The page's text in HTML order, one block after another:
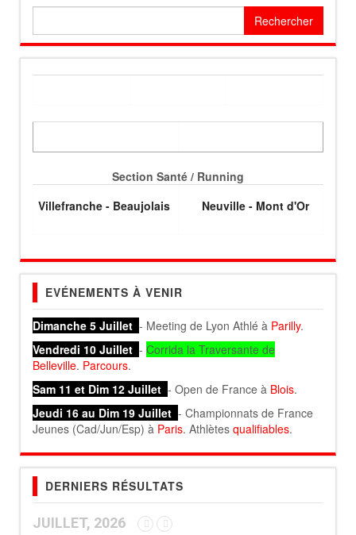
Section Santé / Running
Villefranche - Beaujolais
Neuville - Mont d'Or
EVÉNEMENTS À VENIR
Dimanche 5 Juillet - Meeting de Lyon Athlé à Parilly.
Vendredi 10 Juillet - Corrida la Traversante de
Belleville. Parcours.
Sam 11 et Dim 12 Juillet - Open de France à Blois.
Jeudi 16 au Dim 19 Juillet - Championnats de France
Jeunes (Cad/Jun/Esp) à Paris. Athlètes qualifiables.
DERNIERS RÉSULTATS
JUILLET, 2026